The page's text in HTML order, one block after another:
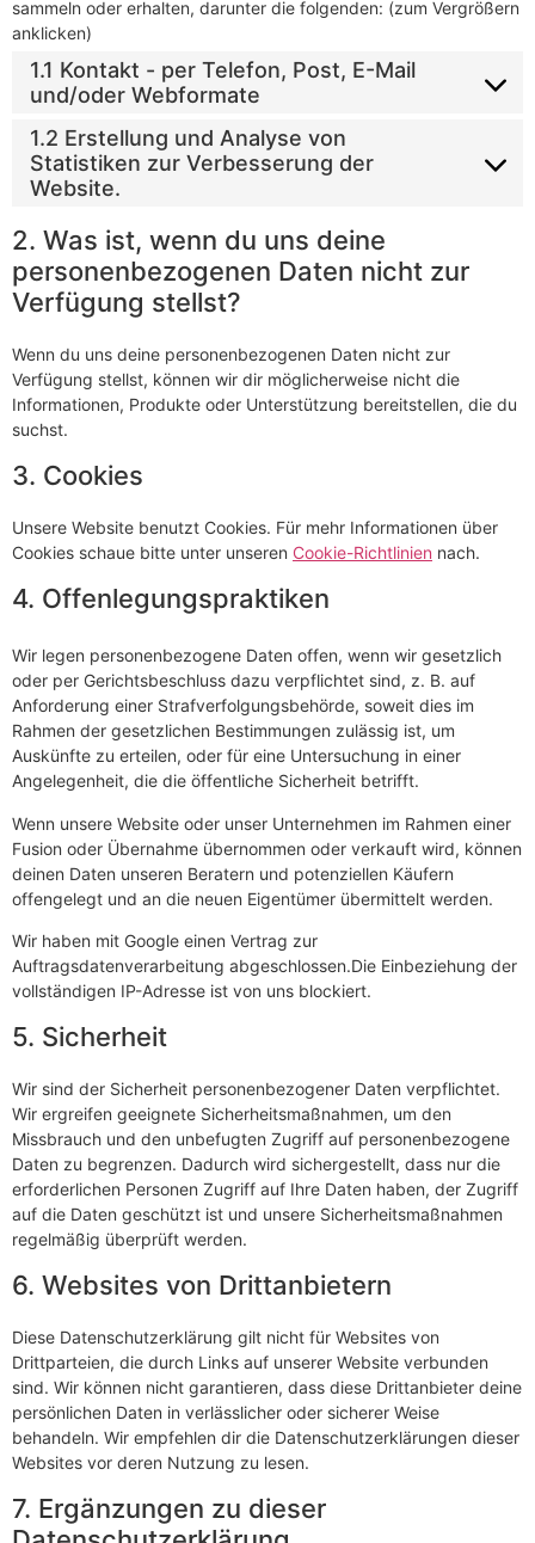
sammeln oder erhalten, darunter die folgenden: (zum Vergrößern
anklicken)
1.1 Kontakt - per Telefon, Post, E-Mail
und/oder Webformate
1.2 Erstellung und Analyse von
Statistiken zur Verbesserung der
Website.
2. Was ist, wenn du uns deine
personenbezogenen Daten nicht zur
Verfügung stellst?
Wenn du uns deine personenbezogenen Daten nicht zur
Verfügung stellst, können wir dir möglicherweise nicht die
Informationen, Produkte oder Unterstützung bereitstellen, die du
suchst.
3. Cookies
Unsere Website benutzt Cookies. Für mehr Informationen über
Cookies schaue bitte unter unseren Cookie-Richtlinien nach.
4. Offenlegungspraktiken
Wir legen personenbezogene Daten offen, wenn wir gesetzlich
oder per Gerichtsbeschluss dazu verpflichtet sind, z. B. auf
Anforderung einer Strafverfolgungsbehörde, soweit dies im
Rahmen der gesetzlichen Bestimmungen zulässig ist, um
Auskünfte zu erteilen, oder für eine Untersuchung in einer
Angelegenheit, die die öffentliche Sicherheit betrifft.
Wenn unsere Website oder unser Unternehmen im Rahmen einer
Fusion oder Übernahme übernommen oder verkauft wird, können
deinen Daten unseren Beratern und potenziellen Käufern
offengelegt und an die neuen Eigentümer übermittelt werden.
Wir haben mit Google einen Vertrag zur
Auftragsdatenverarbeitung abgeschlossen.Die Einbeziehung der
vollständigen IP-Adresse ist von uns blockiert.
5. Sicherheit
Wir sind der Sicherheit personenbezogener Daten verpflichtet.
Wir ergreifen geeignete Sicherheitsmaßnahmen, um den
Missbrauch und den unbefugten Zugriff auf personenbezogene
Daten zu begrenzen. Dadurch wird sichergestellt, dass nur die
erforderlichen Personen Zugriff auf Ihre Daten haben, der Zugriff
auf die Daten geschützt ist und unsere Sicherheitsmaßnahmen
regelmäßig überprüft werden.
6. Websites von Drittanbietern
Diese Datenschutzerklärung gilt nicht für Websites von
Drittparteien, die durch Links auf unserer Website verbunden
sind. Wir können nicht garantieren, dass diese Drittanbieter deine
persönlichen Daten in verlässlicher oder sicherer Weise
behandeln. Wir empfehlen dir die Datenschutzerklärungen dieser
Websites vor deren Nutzung zu lesen.
7. Ergänzungen zu dieser